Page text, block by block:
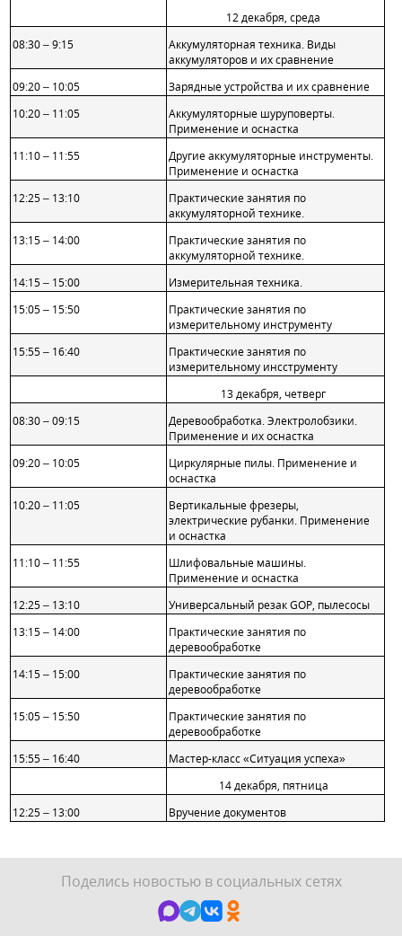
12 декабря, среда
08:30 – 9:15
Аккумуляторная техника. Виды
аккумуляторов и их сравнение
09:20 – 10:05
Зарядные устройства и их сравнение
10:20 – 11:05
Аккумуляторные шуруповерты.
Применение и оснастка
11:10 – 11:55
Другие аккумуляторные инструменты.
Применение и оснастка
12:25 – 13:10
Практическиезанятия по
аккумуляторной технике.
13:15 – 14:00
Практические занятия по
аккумуляторной технике.
14:15 – 15:00
Измерительная техника.
15:05 – 15:50
Практические занятия по
измерительному инструменту
15:55 – 16:40
Практические занятия по
измерительному инсструменту
13 декабря, четверг
08:30 – 09:15
Деревообработка. Электролобзики.
Применение и ихоснастка
09:20 – 10:05
Циркулярные пилы. Применение и
оснастка
10:20 – 11:05
Вертикальные фрезеры,
электрические рубанки. Применение
и оснастка
11:10 – 11:55
Шлифовальные машины.
Применение и оснастка
12:25 – 13:10
Универсальный резак GOP, пылесосы
13:15 – 14:00
Практические занятия по
деревообработке
14:15 – 15:00
Практические занятия по
деревообработке
15:05 – 15:50
Практические занятия по
деревообработке
15:55 – 16:40
Мастер-класс «Ситуация успеха»
14 декабря, пятница
12:25 – 13:00
Вручение документов
Поделись новостью в социальных сетях